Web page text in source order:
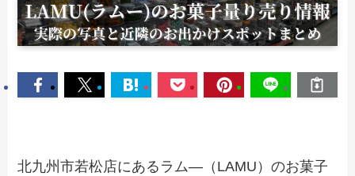
北九州市若松店にあるラム―（LAMU）のお菓子